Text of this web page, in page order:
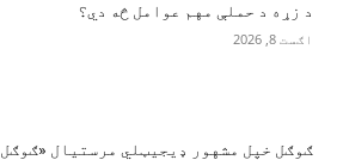
د زړه د حملې مهم عوامل څه دي؟
اګست 8, 2026
ګوګل خپل مشهور ډیجیټلي مرستیال «ګوګل